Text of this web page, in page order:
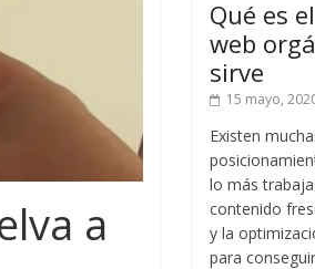
a
Qué es
web
sirve
15 mayo,
Existen
lo más
contenido
y la
para